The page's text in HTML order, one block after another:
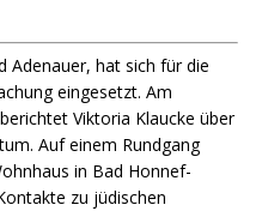
Adenauer, hat sich für die
eingesetzt. Am
berichtet Viktoria Klaucke über
Auf einem Rundgang
in Bad Honnef-
zu jüdischen